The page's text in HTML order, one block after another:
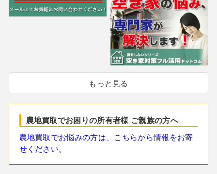
もっと見る
農地買取でお困りの所有者様 ご親族の方へ
農地買取でお悩みの方は、こちらから情報をお寄
せください。